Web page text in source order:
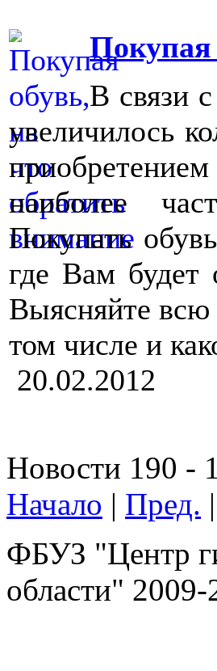
Покупая
В связи
увеличилось
наиболее
Покупать
где Вам будет
Выясняйте
том числе и
20.02.2012
Новости 190 -
Начало | Пред. |
ФБУЗ "Центр
области"